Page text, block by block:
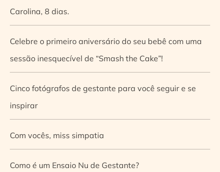
Carolina, 8 dias.
Celebre o primeiro aniversário do seu bebê com uma
sessão inesquecível de “Smash the Cake”!
Cinco fotógrafos de gestante para você seguir e se
inspirar
Com vocês, miss simpatia
Como é um Ensaio Nu de Gestante?